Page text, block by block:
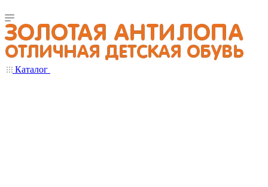
Каталог